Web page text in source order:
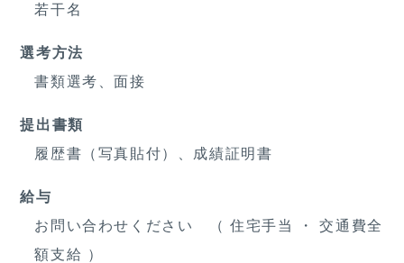
若干名
選考方法
書類選考、面接
提出書類
履歴書（写真貼付）、成績証明書
給与
お問い合わせください （ 住宅手当 ・ 交通費全
額支給 ）